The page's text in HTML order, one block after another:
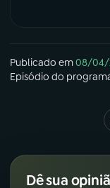
Publicado em08/04/
Episódio do
Dê sua